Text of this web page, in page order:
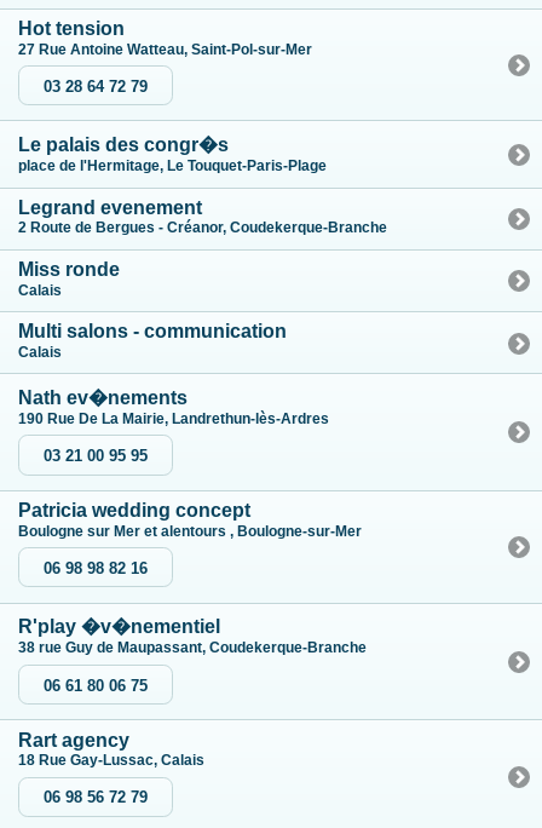
Hot tension
27 Rue Antoine Watteau, Saint-Pol-sur-Mer
03 28 64 72 79
Le palais des congr�s
place de l'Hermitage, Le Touquet-Paris-Plage
Legrand evenement
2 Route de Bergues - Créanor, Coudekerque-Branche
Miss ronde
Calais
Multi salons - communication
Calais
Nath ev�nements
190 Rue De La Mairie, Landrethun-lès-Ardres
03 21 00 95 95
Patricia wedding concept
Boulogne sur Mer et alentours , Boulogne-sur-Mer
06 98 98 82 16
R'play �v�nementiel
38 rue Guy de Maupassant, Coudekerque-Branche
06 61 80 06 75
Rart agency
18 Rue Gay-Lussac, Calais
06 98 56 72 79